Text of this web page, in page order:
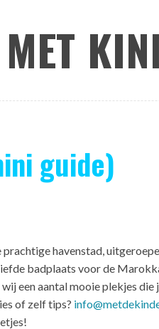
guide)
havenstad,
badplaats voor de
een aantal mooie plekjes die
of zelf tips?